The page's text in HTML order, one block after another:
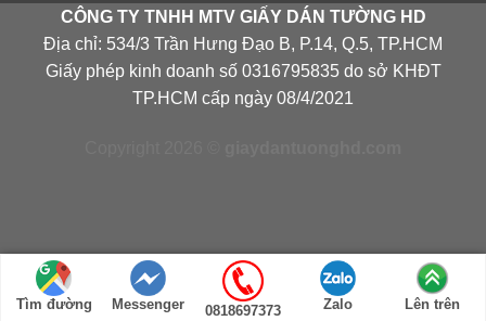
CÔNG TY TNHH MTV GIẤY DÁN TƯỜNG HD
Địa chỉ: 534/3 Trần Hưng Đạo B, P.14, Q.5, TP.HCM
Giấy phép kinh doanh số 0316795835 do sở KHĐT
TP.HCM cấp ngày 08/4/2021
Tìm đường Messenger 0818697373 Zalo Lên trên